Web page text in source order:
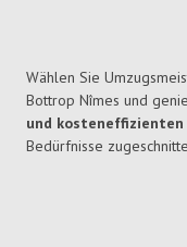
Wählen Sie
Bottrop Nîmes und
und kosteneffizienten
Bedürfnisse